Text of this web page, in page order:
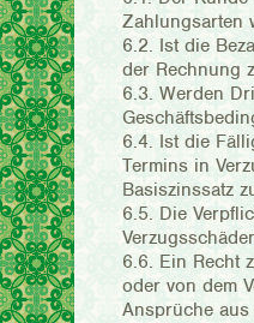
Zahlungsarten
6.2. Ist die
der Rechnung
6.3. Werden
6.4. Ist die
Termins in
Basiszinssatz
6.5. Die
6.6. Ein Recht
oder von dem
Ansprüche